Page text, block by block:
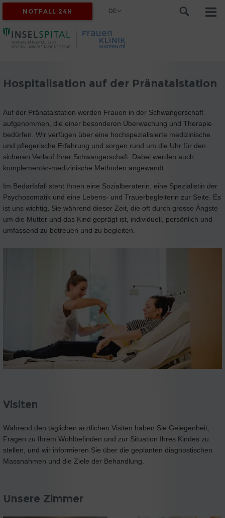
NOTFALL 24H DE
Hospitalisation auf der Pränatalstation
Auf der Pränatalstation werden Frauen in der Schwangerschaft
aufgenommen, die einer besonderen Überwachung und Therapie
bedürfen. Wir verfügen über eine hochspezialisierte medizinische
und pflegerische Erfahrung und sorgen rund um die Uhr für den
sicheren Verlauf Ihrer Schwangerschaft. Dabei werden auch
komplementär-medizinische Methoden angewandt.
Im Bedarfsfall steht Ihnen eine Sozialberaterin, eine Spezialistin der
Psychosomatik und eine Lebens- und Trauerbegleiterin zur Seite. Es
ist uns wichtig, Sie während dieser Zeit, die oft durch grosse Ängste
um die Mutter und das Kind geprägt ist, individuell, persönlich und
umfassend zu betreuen und zu begleiten.
Visiten
Während den täglichen ärztlichen Visiten haben Sie Gelegenheit,
Fragen zu Ihrem Wohlbefinden und zur Situation Ihres Kindes zu
stellen, und wir informieren Sie über die geplanten diagnostischen
Massnahmen und die Ziele der Behandlung.
Unsere Zimmer